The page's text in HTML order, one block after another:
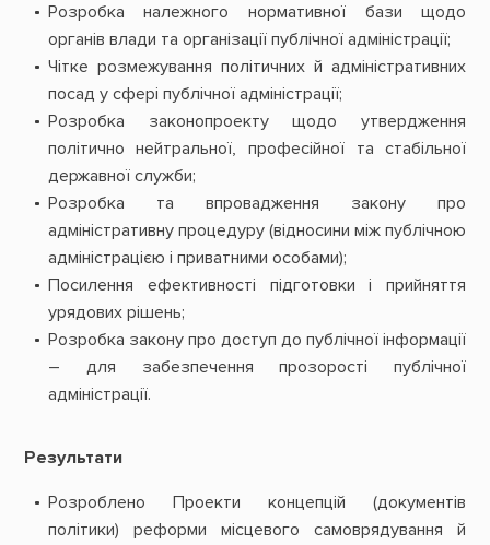
Розробка належного нормативної бази щодо
органів влади та організації публічної адміністрації;
Чітке розмежування політичних й адміністративних
посад у сфері публічної адміністрації;
Розробка законопроекту щодо утвердження
політично нейтральної, професійної та стабільної
державної служби;
Розробка та впровадження закону про
адміністративну процедуру (відносини між публічною
адміністрацією і приватними особами);
Посилення ефективності підготовки і прийняття
урядових рішень;
Розробка закону про доступ до публічної інформації
– для забезпечення прозорості публічної
адміністрації.
Результати
Розроблено Проекти концепцій (документів
політики) реформи місцевого самоврядування й